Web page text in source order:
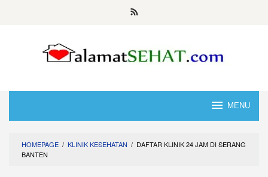
MENU
HOMEPAGE / KLINIK KESEHATAN / DAFTAR KLINIK 24 JAM DI SERANG
BANTEN